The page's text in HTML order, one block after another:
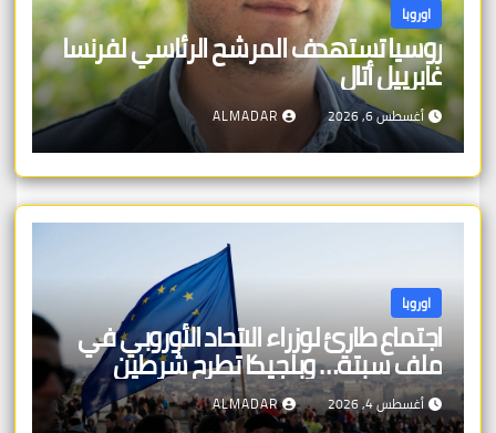
اوروبا
روسيا تستهدف المرشح الرئاسي لفرنسا
غابرييل أتال
أغسطس 6, 2026 ALMADAR
اوروبا
اجتماع طارئ لوزراء الاتحاد الأوروبي في
ملف سبتة… وبلجيكا تطرح شرطين
أغسطس 4, 2026 ALMADAR